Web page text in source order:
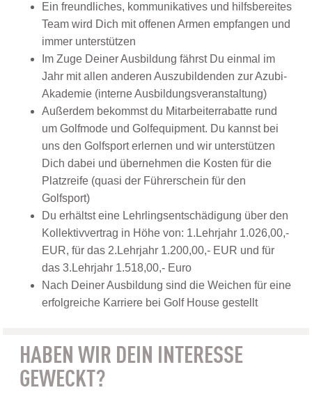
Ein freundliches, kommunikatives und hilfsbereites
Team wird Dich mit offenen Armen empfangen und
immer unterstützen
Im Zuge Deiner Ausbildung fährst Du einmal im
Jahr mit allen anderen Auszubildenden zur Azubi-
Akademie (interne Ausbildungsveranstaltung)
Außerdem bekommst du Mitarbeiterrabatte rund
um Golfmode und Golfequipment. Du kannst bei
uns den Golfsport erlernen und wir unterstützen
Dich dabei und übernehmen die Kosten für die
Platzreife (quasi der Führerschein für den
Golfsport)
Du erhältst eine Lehrlingsentschädigung über den
Kollektivvertrag in Höhe von: 1.Lehrjahr 1.026,00,-
EUR, für das 2.Lehrjahr 1.200,00,- EUR und für
das 3.Lehrjahr 1.518,00,- Euro
Nach Deiner Ausbildung sind die Weichen für eine
erfolgreiche Karriere bei Golf House gestellt
HABEN WIR DEIN INTERESSE
GEWECKT?